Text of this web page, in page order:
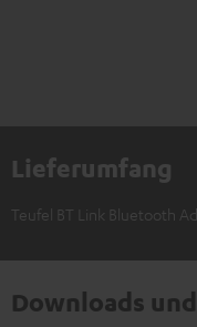
Lieferumfang
Teufel BT Link Bluetooth
Downloads